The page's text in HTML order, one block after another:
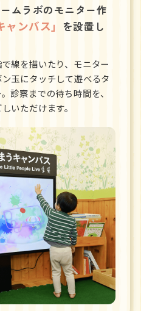
ムラボのモニター作
ャンバス」
を設置し
線を描いたり、モニター
玉にタッチして遊べるタ
診察までの待ち時間を、
いただけます。